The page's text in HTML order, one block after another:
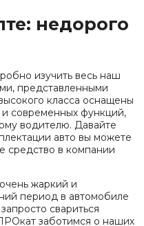
недорого
изучить весь наш
представленными
класса оснащены
современных функций,
водителю. Давайте
авто вы можете
средство в компании
жаркий и
период в автомобиле
свариться
заботимся о наших